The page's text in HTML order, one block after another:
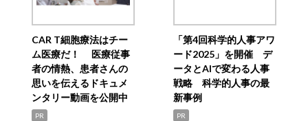
CAR T細胞療法はチー
ム医療だ！ 医療従事
者の情熱、患者さんの
思いを伝えるドキュメ
ンタリー動画を公開中
PR
「第4回科学的人事アワ
ード2025」を開催 デ
ータとAIで変わる人事
戦略 科学的人事の最
新事例
PR